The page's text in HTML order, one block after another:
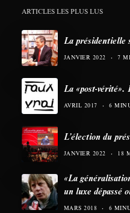
ARTICLES LES PLUS LUS
La présidentielle
JANVIER 2022 7
La «post-vérité».
AVRIL 2017 6
L’élection du
JANVIER 2022 18
«La
un luxe dépassé
MARS 2018 6